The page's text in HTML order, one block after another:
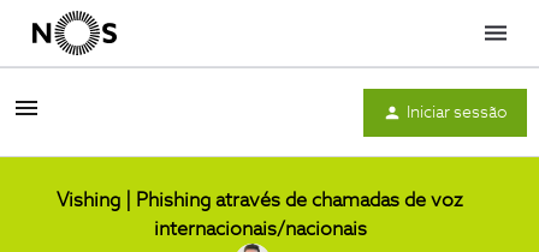
Menu
Iniciar sessão
Vishing | Phishing através de chamadas de voz
internacionais/nacionais